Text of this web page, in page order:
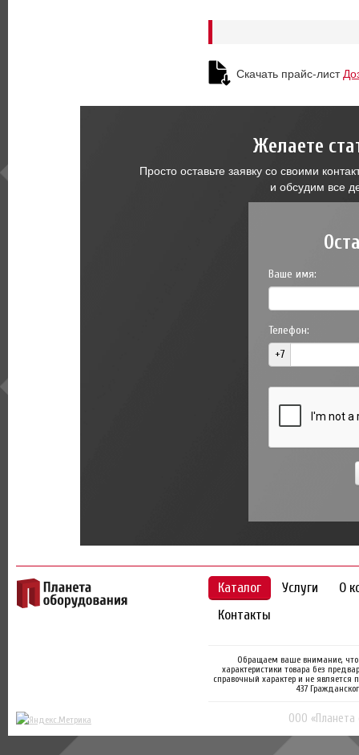
Скачать прайс-лист
Желаете
Просто оставьте заявку со своими
и обсудим все
Ваше имя:
Телефон:
+7
Каталог Услуги
О
Контакты
Обращаем ваше внимание, что
характеристики товара без
справочный характер и не
437
ООО